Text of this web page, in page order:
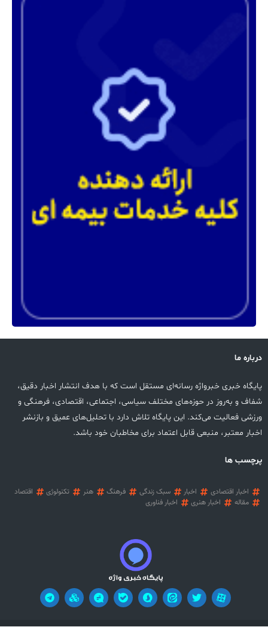
درباره ما
پایگاه خبری خبرواژه رسانه‌ای مستقل است که با هدف انتشار اخبار دقیق،
شفاف و به‌روز در حوزه‌های مختلف سیاسی، اجتماعی، اقتصادی، فرهنگی و
ورزشی فعالیت می‌کند. این پایگاه تلاش دارد با تحلیل‌های عمیق و بازنشر
اخبار معتبر، منبعی قابل اعتماد برای مخاطبان خود باشد.
پرچسب ها
اخبار اقتصادی اخبار سبک زندگی فرهنگ هنر تکنولوژی
اقتصاد
مقاله
اخبار هنری اخبار فناوری